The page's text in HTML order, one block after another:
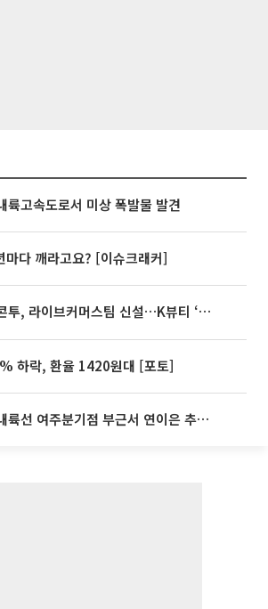
륙고속도로서 미상 폭발물 발견
마다 깨라고요? [이슈크래커]
이브커머스팀 신설…K뷰티 ‘글로벌 판매망’ 확대[K뷰티 라방戰]
하락, 환율 1420원대 [포토]
선 여주분기점 부근서 연이은 추돌사고 발생